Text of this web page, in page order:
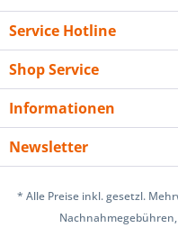
Service Hotline
Shop Service
Informationen
Newsletter
* Alle Preise inkl. gesetzl.